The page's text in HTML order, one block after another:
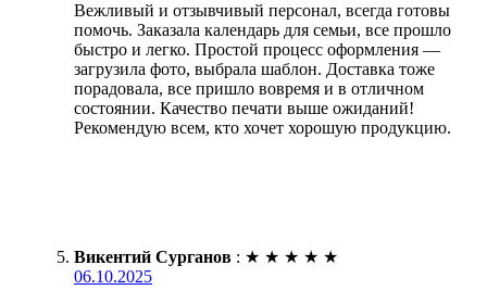
Вежливый и отзывчивый персонал, всегда готовы
помочь. Заказала календарь для семьи, все прошло
быстро и легко. Простой процесс оформления —
загрузила фото, выбрала шаблон. Доставка тоже
порадовала, все пришло вовремя и в отличном
состоянии. Качество печати выше ожиданий!
Рекомендую всем, кто хочет хорошую продукцию.
Викентий Сурганов : ★ ★ ★ ★ ★
06.10.2025